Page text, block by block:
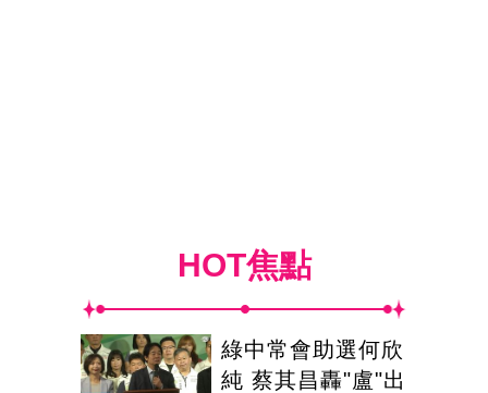
HOT焦點
綠中常會助選何欣
純 蔡其昌轟"盧"出